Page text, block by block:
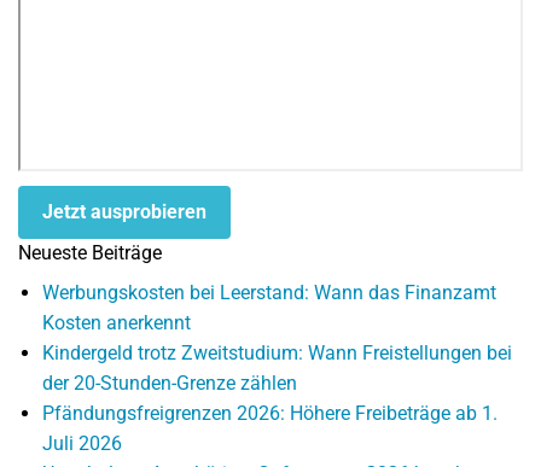
Jetzt ausprobieren
Neueste Beiträge
Werbungskosten bei Leerstand: Wann das Finanzamt
Kosten anerkennt
Kindergeld trotz Zweitstudium: Wann Freistellungen bei
der 20-Stunden-Grenze zählen
Pfändungsfreigrenzen 2026: Höhere Freibeträge ab 1.
Juli 2026